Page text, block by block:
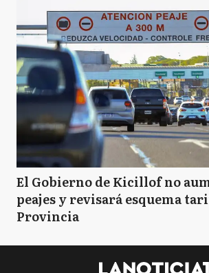
El Gobierno de Kicillof no
peajes y revisará esquema
Provincia